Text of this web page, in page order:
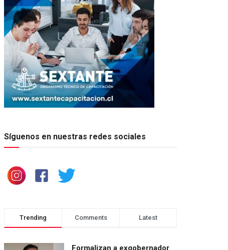
Síguenos en nuestras redes sociales
Trending Comments Latest
Formalizan a exgobernador